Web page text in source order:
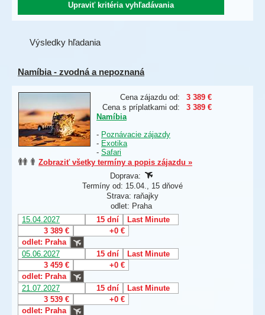
Výsledky hľadania
Namíbia - zvodná a nepoznaná
Cena zájazdu od:
3 389 €
Cena s príplatkami od:
3 389 €
Namíbia
- Poznávacie zájazdy
- Exotika
- Safari
Zobraziť všetky termíny a popis zájazdu »
Doprava:
Termíny od: 15.04., 15 dňové
Strava: raňajky
odlet: Praha
15.04.2027
15 dní
Last Minute
3 389 €
+0 €
odlet: Praha
05.06.2027
15 dní
Last Minute
3 459 €
+0 €
odlet: Praha
21.07.2027
15 dní
Last Minute
3 539 €
+0 €
odlet: Praha